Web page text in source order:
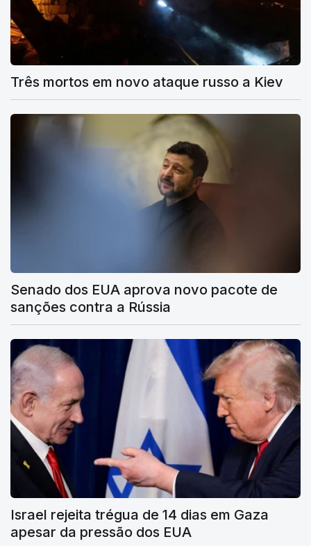
Três mortos em novo ataque russo a Kiev
Senado dos EUA aprova novo pacote de
sanções contra a Rússia
Israel rejeita trégua de 14 dias em Gaza
apesar da pressão dos EUA